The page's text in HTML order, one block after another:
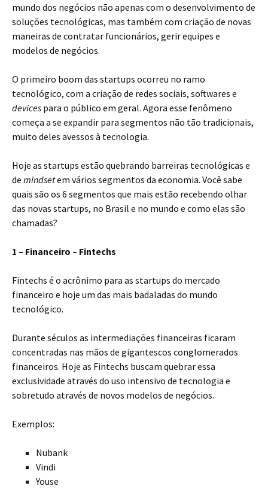
mundo dos negócios não apenas com o desenvolvimento de
soluções tecnológicas, mas também com criação de novas
maneiras de contratar funcionários, gerir equipes e
modelos de negócios.
O primeiro boom das startups ocorreu no ramo
tecnológico, com a criação de redes sociais, softwares e
devices para o público em geral. Agora esse fenômeno
começa a se expandir para segmentos não tão tradicionais,
muito deles avessos à tecnologia.
Hoje as startups estão quebrando barreiras tecnológicas e
de mindsetem vários segmentos da economia. Você sabe
quais são os 6 segmentos que mais estão recebendo olhar
das novas startups, no Brasil e no mundo e como elas são
chamadas?
1 – Financeiro – Fintechs
Fintechs é o acrônimo para as startups do mercado
financeiro e hoje um das mais badaladas do mundo
tecnológico.
Durante séculos as intermediações financeiras ficaram
concentradas nas mãos de gigantescos conglomerados
financeiros. Hoje as Fintechs buscam quebrar essa
exclusividade através do uso intensivo de tecnologia e
sobretudo através de novos modelos de negócios.
Exemplos:
Nubank
Vindi
Youse